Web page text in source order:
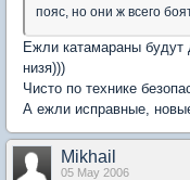
пояс, но они ж всего
Ежли катамараны будут
низя)))
Чисто по технике
А ежли исправные,
Mikhail
05 May 2006